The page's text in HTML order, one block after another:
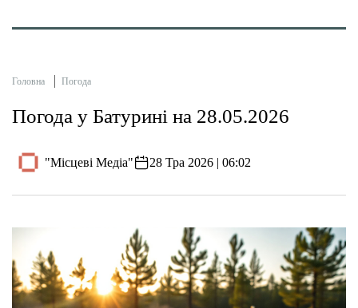
Головна Погода
Погода у Батурині на 28.05.2026
"Місцеві Медіа" 28 Тра 2026 | 06:02